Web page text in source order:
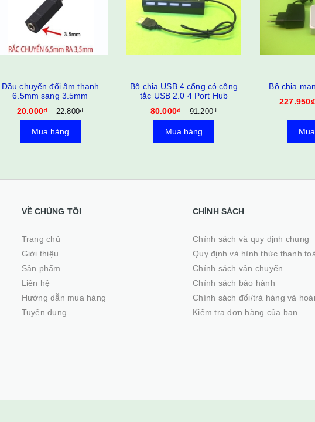
Bộ chia USB 4 cổng có công
tắc USB 2.0 4 Port Hub
80.000₫
91.200₫
Mua hàng
Bộ chia mạng Lan 5 cổng
227.950₫
Mua hàng
Bộ
VỀ CHÚNG TÔI
Trang chủ
Giới thiệu
Sản phẩm
Liên hệ
Hướng dẫn mua hàng
Tuyển dụng
CHÍNH SÁCH
Chính sách và quy định chung
Quy định và hình thức thanh
Chính sách vận chuyển
Chính sách bảo hành
Chính sách đổi/trả hàng và
Kiểm tra đơn hàng của bạn